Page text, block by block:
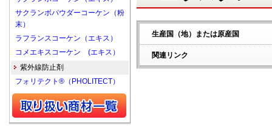
生産国（地）または原産国
関連リンク
サクランボパウダーコーケン（粉
末）
ラフランスコーケン（エキス）
コメエキスコーケン (エキス）
紫外線防止剤
フォリテクト®（PHOLITECT）